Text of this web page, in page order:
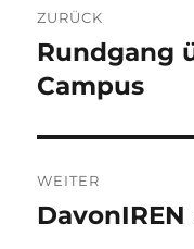
ZURÜCK
Vorheriger
Beitrag:
Rundgang
Campus
WEITER
Nächster